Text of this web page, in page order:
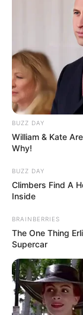
BUZZ DAY
William & Kate
Why!
BUZZ DAY
Climbers Find A
Inside
BRAINBERRIES
The One Thing
Supercar